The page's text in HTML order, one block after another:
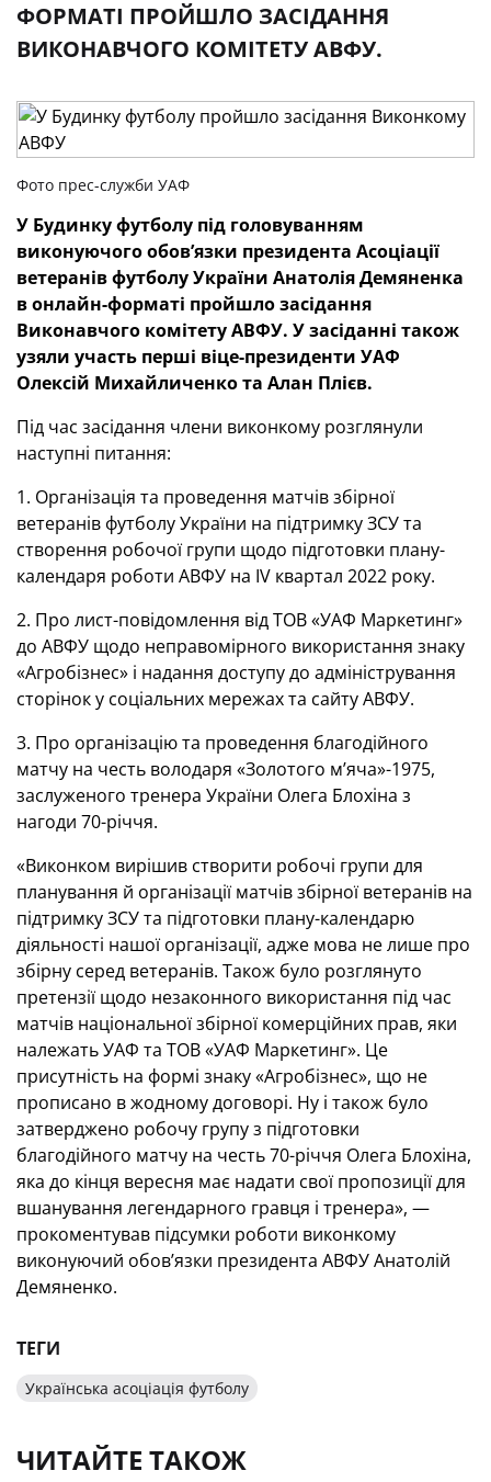
ФОРМАТІ ПРОЙШЛО ЗАСІДАННЯ
ВИКОНАВЧОГО КОМІТЕТУ АВФУ.
Фото прес-служби УАФ
У Будинку футболу під головуванням
виконуючого обов’язки президента Асоціації
ветеранів футболу України Анатолія Демяненка
в онлайн-форматі пройшло засідання
Виконавчого комітету АВФУ. У засіданні також
узяли участь перші віце-президенти УАФ
Олексій Михайличенко та Алан Плієв.
Під час засідання члени виконкому розглянули
наступні питання:
1. Організація та проведення матчів збірної
ветеранів футболу України на підтримку ЗСУ та
створення робочої групи щодо підготовки плану-
календаря роботи АВФУ на IV квартал 2022 року.
2. Про лист-повідомлення від ТОВ «УАФ Маркетинг»
до АВФУ щодо неправомірного використання знаку
«Агробізнес» і надання доступу до адміністрування
сторінок у соціальних мережах та сайту АВФУ.
3. Про організацію та проведення благодійного
матчу на честь володаря «Золотого м’яча»-1975,
заслуженого тренера України Олега Блохіна з
нагоди 70-річчя.
«Виконком вирішив створити робочі групи для
планування й організації матчів збірної ветеранів на
підтримку ЗСУ та підготовки плану-календарю
діяльності нашої організації, адже мова не лише про
збірну серед ветеранів. Також було розглянуто
претензії щодо незаконного використання під час
матчів національної збірної комерційних прав, яки
належать УАФ та ТОВ «УАФ Маркетинг». Це
присутність на формі знаку «Агробізнес», що не
прописано в жодному договорі. Ну і також було
затверджено робочу групу з підготовки
благодійного матчу на честь 70-річчя Олега Блохіна,
яка до кінця вересня має надати свої пропозиції для
вшанування легендарного гравця і тренера», —
прокоментував підсумки роботи виконкому
виконуючий обов’язки президента АВФУ Анатолій
Демяненко.
ТЕГИ
Українська асоціація футболу
ЧИТАЙТЕ ТАКОЖ